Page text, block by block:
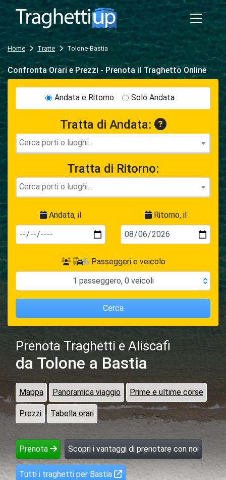
Home Tratte Tolone-Bastia
Prenota Traghetti e Aliscafi
da Tolone a Bastia
Mappa Panoramica viaggio Prime e ultime corse
Prezzi Tabella orari
Prenota Scopri i vantaggi di prenotare con noi
Tutti i traghetti per Bastia
Confronta Orari e Prezzi - Prenota il Traghetto Online
Andata e Ritorno Solo Andata
Tratta di Andata:
Tratta di Ritorno:
Andata, il Ritorno, il
Passeggeri e veicolo
1 passeggero, 0 veicoli
Cerca